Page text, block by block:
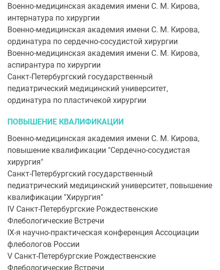
Военно-медицинская академия имени С. М. Кирова,
интернатура по хирургии
Военно-медицинская академия имени С. М. Кирова,
ординатура по сердечно-сосудистой хирургии
Военно-медицинская академия имени С. М. Кирова,
аспирантура по хирургии
Санкт-Петербургский государственный
педиатрический медицинский университет,
ординатура по пластичекой хирургии
ПОВЫШЕНИЕ КВАЛИФИКАЦИИ
Военно-медицинская академия имени С. М. Кирова,
повышение квалификации "Сердечно-сосудистая
хирургия"
Санкт-Петербургский государственный
педиатрический медицинский университет, повышение
квалификации "Хирургия"
IV Санкт-Петербургские Рождественские
Флебологические Встречи
IX-я научно-практическая конференция Ассоциации
флебологов России
V Санкт-Петербургские Рождественские
Флебологические Встречи